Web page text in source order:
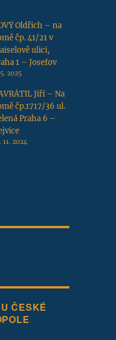
Oldřich – na
čp. 41/21 v
ulici,
1 – Josefov
2025
Jiří – Na
čp.1717/36 ul.
Praha 6 –
11. 2024
ČESKÉ